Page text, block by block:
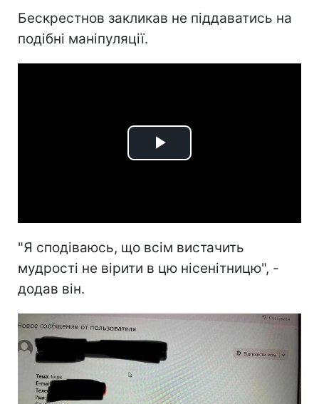
Бескрестнов закликав не піддаватись на
подібні маніпуляції.
Play
"Я сподіваюсь, що всім вистачить
мудрості не вірити в цю нісенітницю", -
додав він.